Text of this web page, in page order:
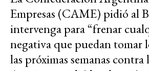
Empresas (CAME) pidió al
intervenga para “frenar
negativa que puedan tomar
las próximas semanas contra